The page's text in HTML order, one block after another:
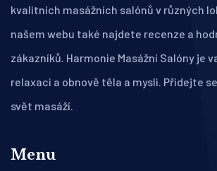
kvalitních masážních salónů v různých
našem webu také najdete recenze a
zákazníků. Harmonie Masážní Salóny je
relaxaci a obnově těla a mysli. Přidejte
svět masáží.
Menu